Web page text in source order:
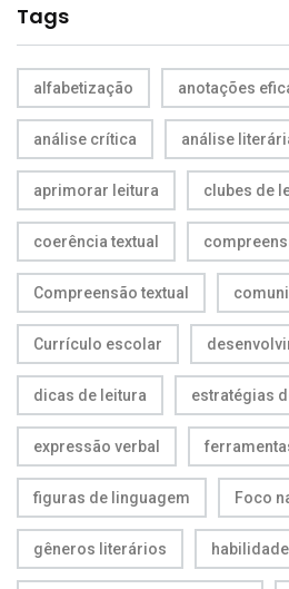
Tags
alfabetização anotações
análise crítica análise
aprimorar leitura clubes de
coerência textual
Compreensão textual
Currículo escolar
dicas de leitura estratégias
expressão verbal
figuras de linguagem Foco
gêneros literários